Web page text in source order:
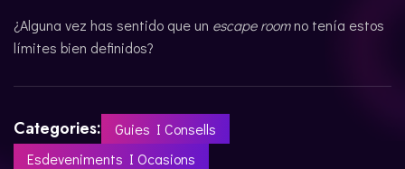
¿Alguna vez has sentido que un escape roomno tenía estos
límites bien definidos?
Categories:
Guies I Consells
Esdeveniments I Ocasions